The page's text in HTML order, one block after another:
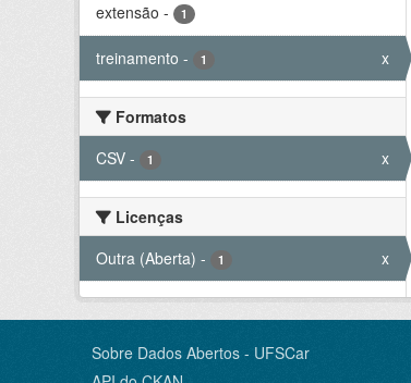
extensão - 1
treinamento - 1 x
Formatos
CSV - 1 x
Licenças
Outra (Aberta) - 1 x
Sobre Dados Abertos - UFSCar